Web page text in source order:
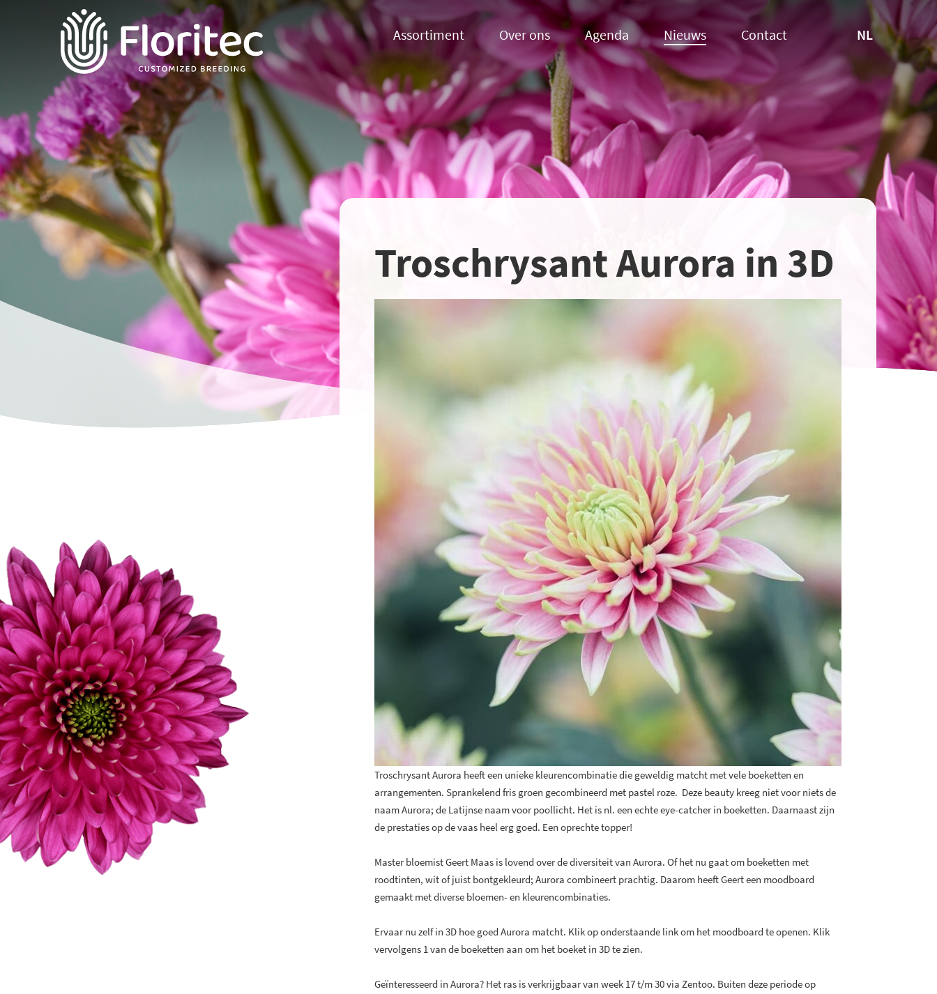
Assortiment Over ons Agenda Nieuws Contact NL
Troschrysant Aurora in 3D
Troschrysant Aurora heeft een unieke kleurencombinatie die geweldig matcht met vele boeketten en
arrangementen. Sprankelend fris groen gecombineerd met pastel roze. Deze beauty kreeg niet voor niets de
naam Aurora; de Latijnse naam voor poollicht. Het is nl. een echte eye-catcher in boeketten. Daarnaast zijn
de prestaties op de vaas heel erg goed. Een oprechte topper!
Master bloemist Geert Maas is lovend over de diversiteit van Aurora. Of het nu gaat om boeketten met
roodtinten, wit of juist bontgekleurd; Aurora combineert prachtig. Daarom heeft Geert een moodboard
gemaakt met diverse bloemen- en kleurencombinaties.
Ervaar nu zelf in 3D hoe goed Aurora matcht. Klik op onderstaande link om het moodboard te openen. Klik
vervolgens 1 van de boeketten aan om het boeket in 3D te zien.
Geïnteresseerd in Aurora? Het ras is verkrijgbaar van week 17 t/m 30 via Zentoo. Buiten deze periode op